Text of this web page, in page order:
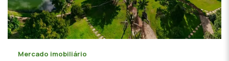
Mercado imobiliário